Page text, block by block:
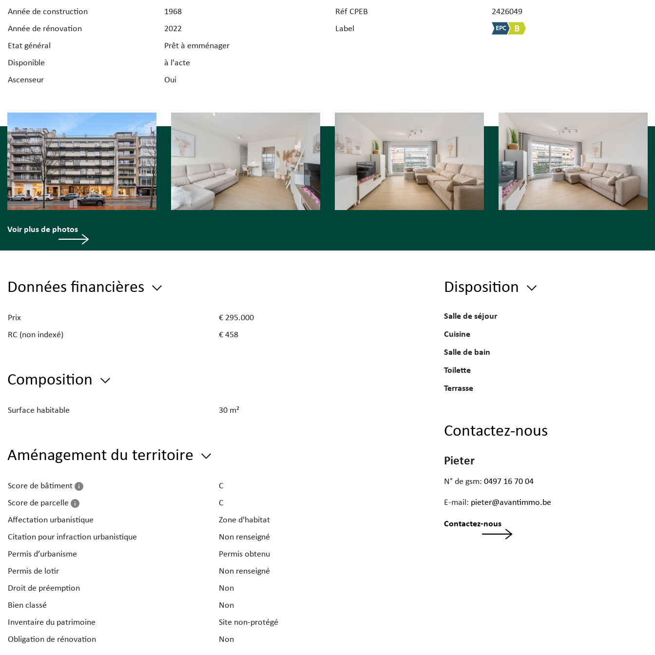
Année de construction
1968
Année de rénovation
2022
Etat général
Prêt à emménager
Disponible
à l'acte
Ascenseur
Oui
Réf CPEB
2426049
Label
Voir plus de photos
Données financières
Prix
€ 295.000
RC (non indexé)
€ 458
Composition
Surface habitable 30 m²
Aménagement du territoire
Score de bâtiment
C
Score de parcelle
C
Affectation urbanistique
Zone d'habitat
Citation pour infraction urbanistique
Non renseigné
Permis d’urbanisme
Permis obtenu
Permis de lotir
Non renseigné
Droit de préemption
Non
Bien classé
Non
Inventaire du patrimoine
Site non-protégé
Obligation de rénovation
Non
Disposition
Salle de séjour
Cuisine
Salle de bain
Toilette
Terrasse
Contactez-nous
Pieter
N° de gsm: 0497 16 70 04
E-mail: pieter@avantimmo.be
Contactez-nous